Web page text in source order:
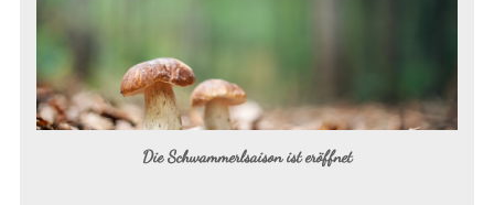
Die Schwammerlsaison ist eröffnet